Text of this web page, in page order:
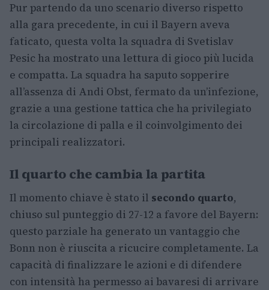
Pur partendo da uno scenario diverso rispetto
alla gara precedente, in cui il Bayern aveva
faticato, questa volta la squadra di Svetislav
Pesic ha mostrato una lettura di gioco più lucida
e compatta. La squadra ha saputo sopperire
all’assenza di Andi Obst, fermato da un’infezione,
grazie a una gestione tattica che ha privilegiato
la circolazione di palla e il coinvolgimento dei
principali realizzatori.
Il quarto che cambia la partita
Il momento chiave è stato il secondo quarto,
chiuso sul punteggio di 27-12 a favore del Bayern:
questo parziale ha generato un vantaggio che
Bonn non è riuscita a ricucire completamente. La
capacità di finalizzare le azioni e di difendere
con intensità ha permesso ai bavaresi di arrivare